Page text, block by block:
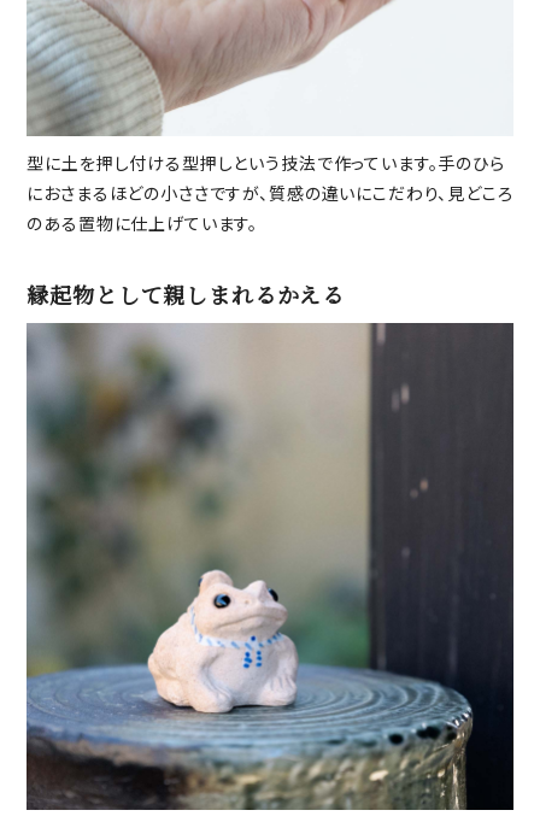
型に土を押し付ける型押しという技法で作っています。手のひら
におさまるほどの小ささですが、質感の違いにこだわり、見どころ
のある置物に仕上げています。
縁起物として親しまれるかえる